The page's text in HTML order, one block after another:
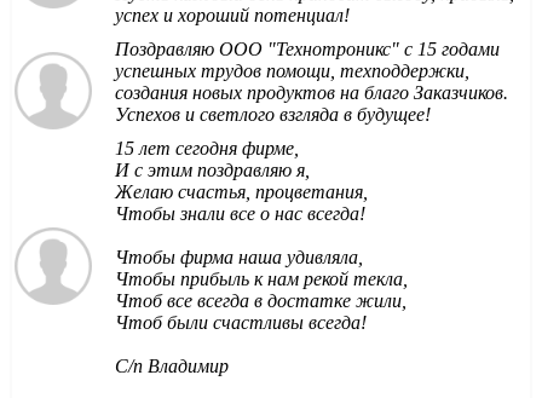
успех и хороший потенциал!
Поздравляю ООО "Технотроникс" с 15 годами
успешных трудов помощи, техподдержки,
создания новых продуктов на благо Заказчиков.
Успехов и светлого взгляда в будущее!
15 лет сегодня фирме,
И с этим поздравляю я,
Желаю счастья, процветания,
Чтобы знали все о нас всегда!
Чтобы фирма наша удивляла,
Чтобы прибыль к нам рекой текла,
Чтоб все всегда в достатке жили,
Чтоб были счастливы всегда!
С/п Владимир